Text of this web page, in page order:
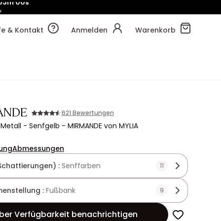
& Kontakt
Anmelden Warenkorb
621 Bewertungen
- Senfgelb - MIRMANDE von MYLIA
Abmessungen
:Senffarben 11
: Fußbank 9
Verfügbarkeit benachrichtigen